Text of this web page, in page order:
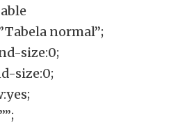
normal”;
size:0;
size:0;